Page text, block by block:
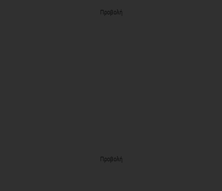
Προβολή
Προβολή